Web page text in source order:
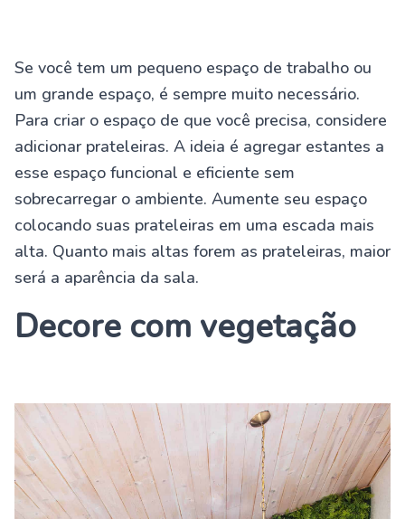
Se você tem um pequeno espaço de trabalho ou
um grande espaço, é sempre muito necessário.
Para criar o espaço de que você precisa, considere
adicionar prateleiras. A ideia é agregar estantes a
esse espaço funcional e eficiente sem
sobrecarregar o ambiente. Aumente seu espaço
colocando suas prateleiras em uma escada mais
alta. Quanto mais altas forem as prateleiras, maior
será a aparência da sala.
Decore com vegetação